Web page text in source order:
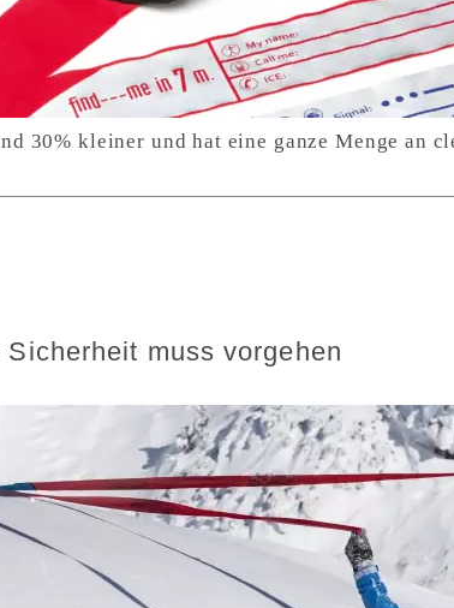
30% kleiner und hat eine ganze Menge an
muss vorgehen